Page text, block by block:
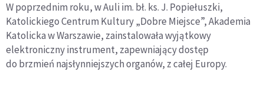
W poprzednim roku, w Auli im. bł. ks. J. Popiełuszki,
Katolickiego Centrum Kultury „Dobre Miejsce”, Akademia
Katolicka w Warszawie, zainstalowała wyjątkowy
elektroniczny instrument, zapewniający dostęp
do brzmień najsłynniejszych organów, z całej Europy.